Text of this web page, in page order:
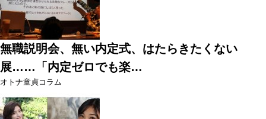
無職説明会、無い内定式、はたらきたくない
展……「内定ゼロでも楽…
オトナ童貞コラム